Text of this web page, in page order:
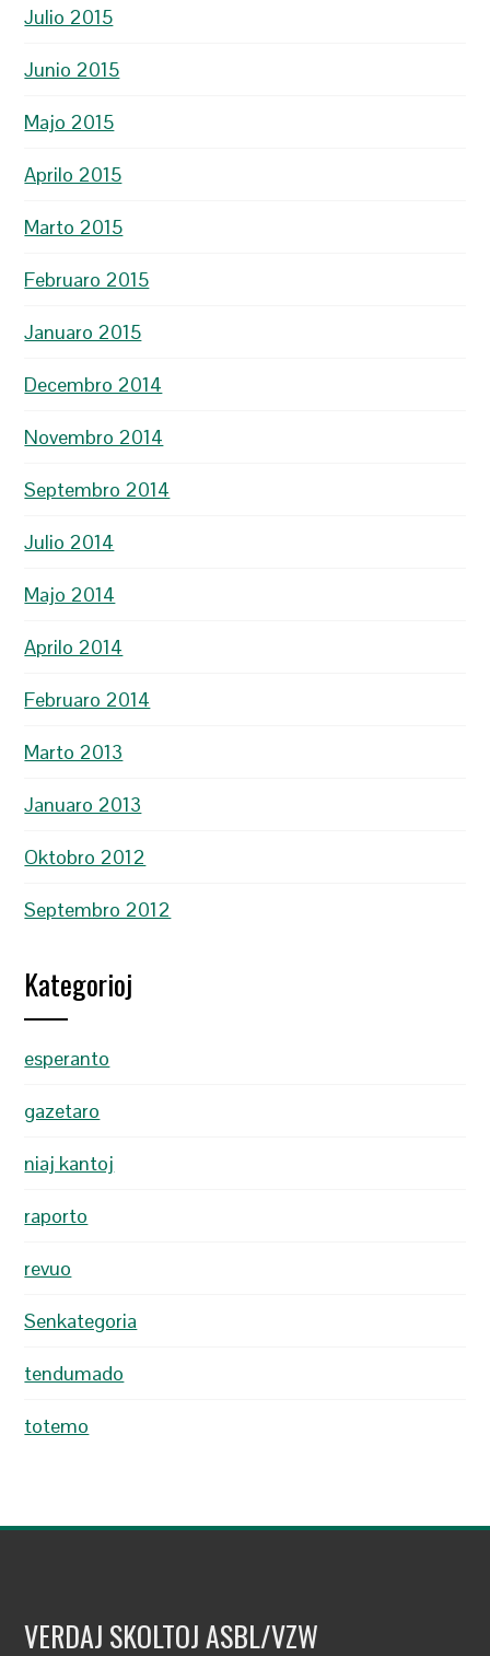
Julio 2015
Junio 2015
Majo 2015
Aprilo 2015
Marto 2015
Februaro 2015
Januaro 2015
Decembro 2014
Novembro 2014
Septembro 2014
Julio 2014
Majo 2014
Aprilo 2014
Februaro 2014
Marto 2013
Januaro 2013
Oktobro 2012
Septembro 2012
Kategorioj
esperanto
gazetaro
niaj kantoj
raporto
revuo
Senkategoria
tendumado
totemo
VERDAJ SKOLTOJ ASBL/VZW